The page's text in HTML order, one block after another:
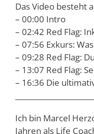
Das Video besteht
– 00:00 Intro
– 02:42 Red Flag:
– 07:56 Exkurs:
– 09:28 Red Flag:
– 13:07 Red Flag:
– 16:36 Die
Ich bin Marcel
Jahren als Life